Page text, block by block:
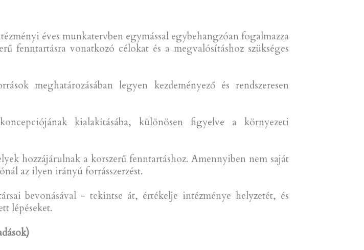
éves munkatervben egymással egybehangzóan fogalmazza
fenntartásra vonatkozó célokat és a megvalósításhoz szükséges
meghatározásában legyen kezdeményező és rendszeresen
kialakításába, különösen figyelve a környezeti
hozzájárulnak a korszerű fenntartáshoz. Amennyiben nem saját
az ilyen irányú forrásszerzést.
bevonásával - tekintse át, értékelje intézménye helyzetét, és
lépéseket.